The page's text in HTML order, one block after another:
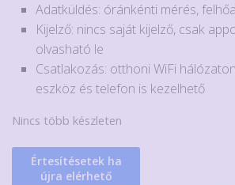
Adatküldés: óránkénti mérés,
Kijelző: nincs saját kijelző, csak
olvasható le
Csatlakozás: otthoni WiFi
eszköz és telefon is kezelhető
Nincs több készleten
Értesítésetek ha
újra elérhető